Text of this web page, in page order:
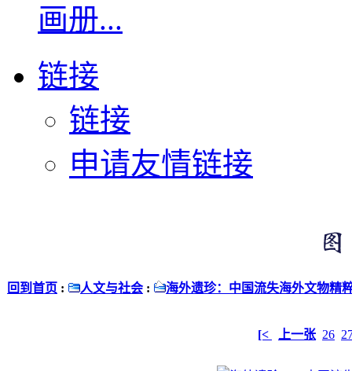
画册...
链接
链接
申请友情链接
回到首页 : 人文与社会 : 海外遗珍：中国流失海外文物精
[< 上一张 26